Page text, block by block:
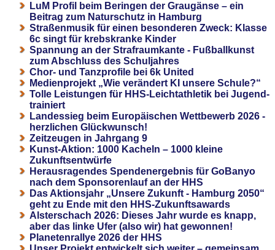
LuM Profil beim Beringen der Graugänse – ein
Beitrag zum Naturschutz in Hamburg
Straßenmusik für einen besonderen Zweck: Klasse
6c singt für krebskranke Kinder
Spannung an der Strafraumkante - Fußballkunst
zum Abschluss des Schuljahres
Chor- und Tanzprofile bei 6k United
Medienprojekt „Wie verändert KI unsere Schule?“
Tolle Leistungen für HHS-Leichtathletik bei Jugend-
trainiert
Landessieg beim Europäischen Wettbewerb 2026 -
herzlichen Glückwunsch!
Zeitzeugen in Jahrgang 9
Kunst-Aktion: 1000 Kacheln – 1000 kleine
Zukunftsentwürfe
Herausragendes Spendenergebnis für GoBanyo
nach dem Sponsorenlauf an der HHS
Das Aktionsjahr „Unsere Zukunft - Hamburg 2050“
geht zu Ende mit den HHS-Zukunftsawards
Alsterschach 2026: Dieses Jahr wurde es knapp,
aber das linke Ufer (also wir) hat gewonnen!
Planetenrallye 2026 der HHS